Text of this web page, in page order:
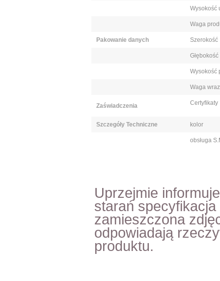
Wysokość
Waga
Pakowanie danych Szerokość
Wysokość
Waga
Zaświadczenia Certyfikaty
Szczegóły Techniczne kolor
obsługa
Uprzejmie
starań
zamieszczona
odpowiadają
produktu.